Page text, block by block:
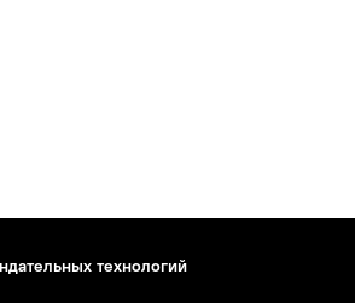
технологий